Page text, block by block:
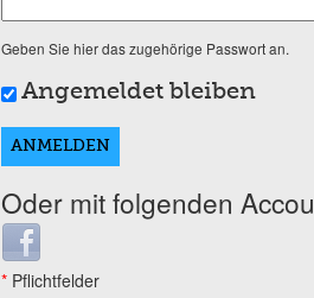
Geben Sie hier das zugehörige Passwort an.
Angemeldet bleiben
Oder mit folgenden
Login with Facebook
* Pflichtfelder